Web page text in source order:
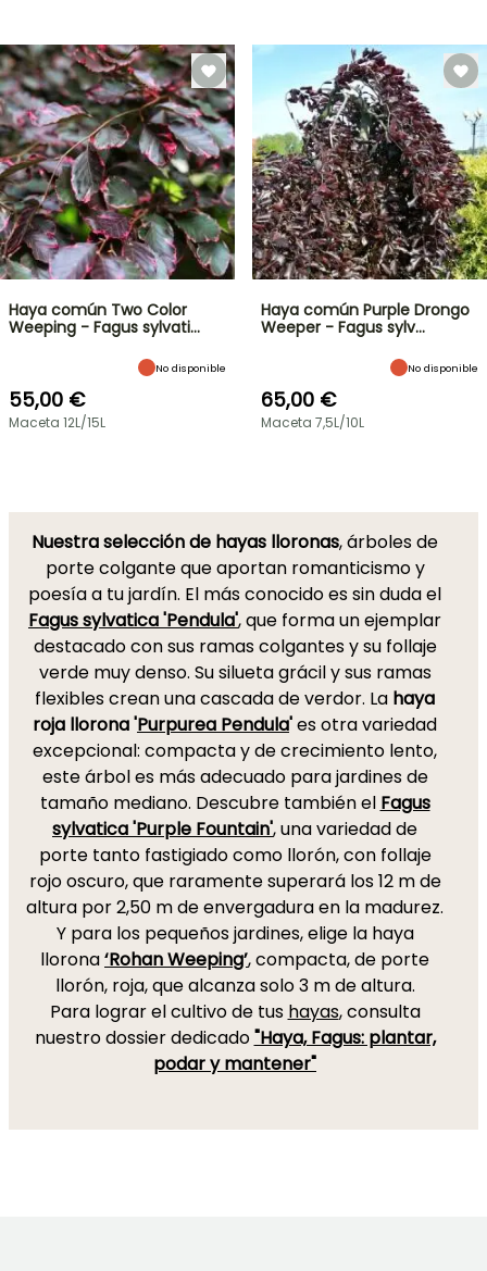
Haya común Two Color
Weeping - Fagus sylvati…
No disponible
55,00 €
Maceta 12L/15L
Haya común Purple Drongo
Weeper - Fagus sylv…
No disponible
65,00 €
Maceta 7,5L/10L
Nuestra selección de hayas lloronas, árboles de
porte colgante que aportan romanticismo y
poesía a tu jardín. El más conocido es sin duda el
Fagus sylvatica 'Pendula', que forma un ejemplar
destacado con sus ramas colgantes y su follaje
verde muy denso. Su silueta grácil y sus ramas
flexibles crean una cascada de verdor. La haya
roja llorona 'Purpurea Pendula'es otra variedad
excepcional: compacta y de crecimiento lento,
este árbol es más adecuado para jardines de
tamaño mediano. Descubre también el Fagus
sylvatica 'Purple Fountain', una variedad de
porte tanto fastigiado como llorón, con follaje
rojo oscuro, que raramente superará los 12 m de
altura por 2,50 m de envergadura en la madurez.
Y para los pequeños jardines, elige la haya
llorona‘Rohan Weeping’, compacta, de porte
llorón, roja, que alcanza solo 3 m de altura.
Para lograr el cultivo de tus hayas, consulta
nuestro dossier dedicado"Haya, Fagus: plantar,
podar y mantener"